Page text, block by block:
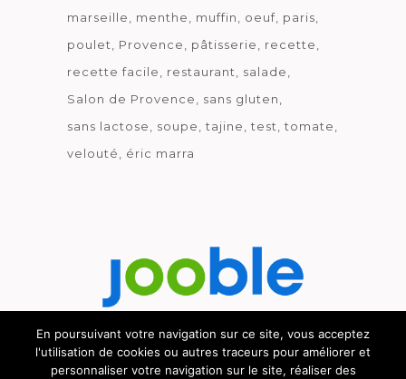
marseille
menthe muffin oeuf paris
poulet
Provence pâtisserie
recette
recette facile
restaurant
salade
Salon de Provence
sans gluten
sans lactose
soupe tajine test
tomate
velouté
éric marra
Découvrez le métier de la cuisine.
En poursuivant votre navigation sur ce site, vous acceptez
l'utilisation de cookies ou autres traceurs pour améliorer et
personnaliser votre navigation sur le site, réaliser des